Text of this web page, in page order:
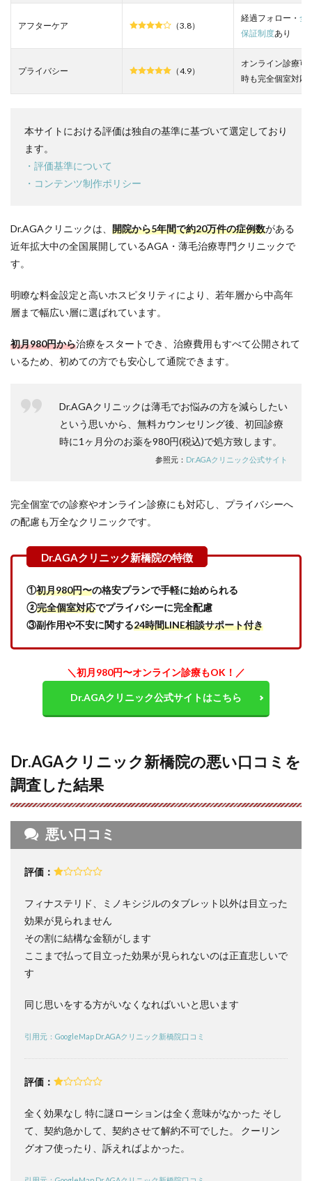
調査し
Dr.AGA
と評判
Dr.AGA
クリニ
辺の
AGAク
の
AGA
クの
料金
は約
12,045
Dr.AGA
クリニ
ック新
橋院の
料金プ
ラン・
治療費
ック新
受ける
流れ
9
Dr.AGA
ック新
橋院の
報につ
10
Dr.AGA
ック新
橋院へ
のアク
セス・
から徒
クリニ
くの駐
車場情
報
Dr.AGA
アフターケア （3.8）
経過フォロー・ 全
保証制度あり
プライバシー （4.9）
オンライン診療可
時も完全個室対応
本サイトにおける評価は独自の基準に基づいて選定しており
ます。
・評価基準について
・コンテンツ制作ポリシー
Dr.AGAクリニックは、 開院から5年間で約20万件の症例数がある
近年拡大中の全国展開しているAGA・薄毛治療専門クリニックで
す。
明瞭な料金設定と高いホスピタリティにより、若年層から中高年
層まで幅広い層に選ばれています。
初月980円から治療をスタートでき、治療費用もすべて公開されて
いるため、初めての方でも安心して通院できます。
Dr.AGAクリニックは薄毛でお悩みの方を減らしたい
という思いから、無料カウンセリング後、初回診療
時に1ヶ月分のお薬を980円(税込)で処方致します。
参照元： Dr.AGAクリニック公式サイト
完全個室での診察やオンライン診療にも対応し、プライバシーへ
の配慮も万全なクリニックです。
①初月980円〜の格安プランで手軽に始められる
②完全個室対応でプライバシーに完全配慮
③副作用や不安に関する24時間LINE相談サポート付き
＼初月980円〜オンライン診療もOK！ ／
Dr.AGAクリニック公式サイトはこちら
Dr.AGAクリニック新橋院の悪い口コミを
調査した結果
悪い口コミ
評価：
フィナステリド、ミノキシジルのタブレット以外は目立った
効果が見られません
その割に結構な金額がします
ここまで払って目立った効果が見られないのは正直悲しいで
す
同じ思いをする方がいなくなればいいと思います
引用元：GoogleMap Dr.AGAクリニック新橋院口コミ
評価：
全く効果なし 特に謎ローションは全く意味がなかった そし
て、契約急かして、契約させて解約不可でした。 クーリン
グオフ使ったり、訴えればよかった。